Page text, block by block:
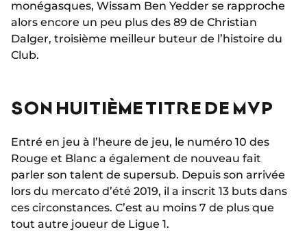
monégasques, Wissam Ben Yedder se rapproche
alors encore un peu plus des 89 de Christian
Dalger, troisième meilleur buteur de l’histoire du
Club.
SON HUITIÈME TITRE DE MVP
Entré en jeu à l’heure de jeu, le numéro 10 des
Rouge et Blanc a également de nouveau fait
parler son talent de supersub. Depuis son arrivée
lors du mercato d’été 2019, il a inscrit 13 buts dans
ces circonstances. C’est au moins 7 de plus que
tout autre joueur de Ligue 1.